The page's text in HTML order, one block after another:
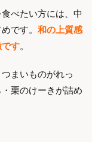
べたい方には、中
です。 和の上質感
す。
まいものがれっ
栗のけーきが詰め